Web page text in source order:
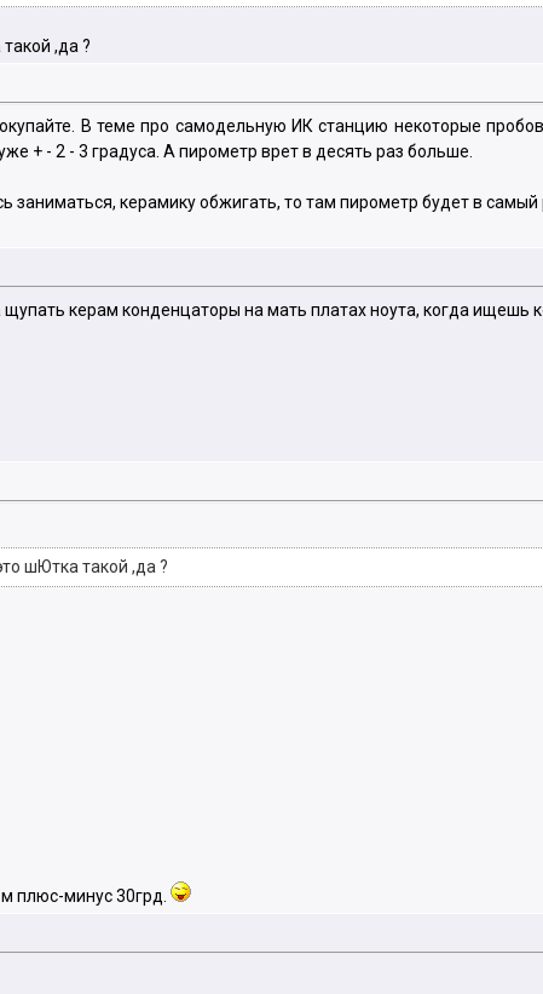
,да ?
В теме про самодельную ИК станцию некоторые
+ - 2 - 3 градуса. А пирометр врет в десять раз больше.
керамику обжигать, то там пирометр будет в самый
щупать керам конденцаторы на мать платах ноута, когда ищешь
шЮтка такой ,да ?
плюс-минус 30грд.